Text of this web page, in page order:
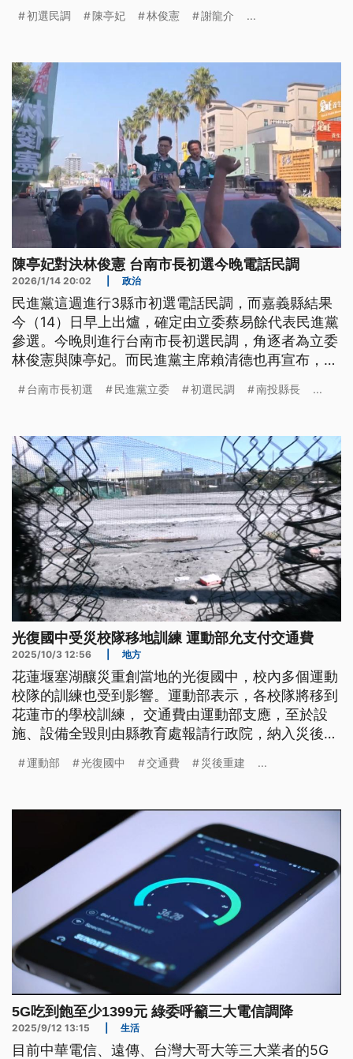
來會支持陳亭妃，「只有團結才能打贏選戰」。
初選民調 陳亭妃 林俊憲 謝龍介 ...
陳亭妃對決林俊憲 台南市長初選今晚電話民調
2026/1/14 20:02 政治
民進黨這週進行3縣市初選電話民調，而嘉義縣結果
今（14）日早上出爐，確定由立委蔡易餘代表民進黨
參選。今晚則進行台南市長初選民調，角逐者為立委
林俊憲與陳亭妃。而民進黨主席賴清德也再宣布，徵
許淑華。
台南市長初選 民進黨立委 初選民調 南投縣長 ...
光復國中受災校隊移地訓練 運動部允支付交通費
2025/10/3 12:56 地方
花蓮堰塞湖釀災重創當地的光復國中，校內多個運動
校隊的訓練也受到影響。運動部表示，各校隊將移到
花蓮市的學校訓練， 交通費由運動部支應，至於設
施、設備全毀則由縣教育處報請行政院，納入災後重
運動部 光復國中 交通費 災後重建 ...
5G吃到飽至少1399元 綠委呼籲三大電信調降
2025/9/12 13:15 生活
目前中華電信、遠傳、台灣大哥大等三大業者的5G